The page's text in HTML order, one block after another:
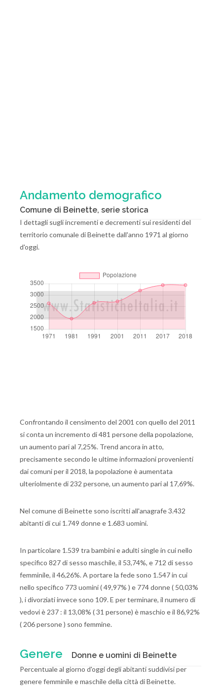
Andamento demografico
Comune di Beinette, serie storica
I dettagli sugli incrementi e decrementi sui residenti del
territorio comunale di Beinette dall'anno 1971 al giorno
d'oggi.
Confrontando il censimento del 2001 con quello del 2011
si conta un incremento di 481 persone della popolazione,
un aumento pari al 7,25%. Trend ancora in atto,
precisamente secondo le ultime informazioni provenienti
dai comuni per il 2018, la popolazione è aumentata
ulteriolmente di 232 persone, un aumento pari al 17,69%.
Nel comune di Beinette sono iscritti all'anagrafe 3.432
abitanti di cui 1.749 donne e 1.683 uomini.
In particolare 1.539 tra bambini e adulti single in cui nello
specifico 827 di sesso maschile, il 53,74%, e 712 di sesso
femminile, il 46,26%. A portare la fede sono 1.547 in cui
nello specifico 773 uomini ( 49,97% ) e 774 donne ( 50,03%
), i divorziati invece sono 109. E per terminare, il numero di
vedovi è 237 : il 13,08% ( 31 persone) è maschio e il 86,92%
( 206 persone ) sono femmine.
Genere Donne e uomini di Beinette
Percentuale al giorno d'oggi degli abitanti suddivisi per
genere femminile e maschile della città di Beinette.